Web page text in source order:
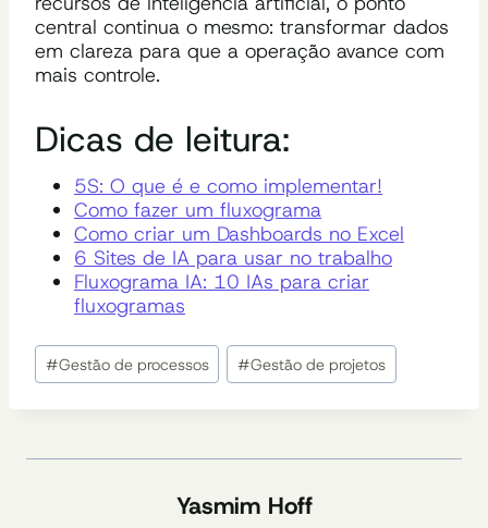
central continua o mesmo: transformar dados
em clareza para que a operação avance com
mais controle.
Dicas de leitura:
5S: O que é e como implementar!
Como fazer um fluxograma
Como criar um Dashboards no Excel
6 Sites de IA para usar no trabalho
Fluxograma IA: 10 IAs para criar
fluxogramas
Tags
do
#Gestão de processos #Gestão de projetos
Yasmim Hoff